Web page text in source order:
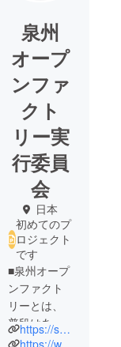
泉州
オープ
ンファ
クト
リー実
行委員
会
日本
初めてのプ
ロジェクト
です
■泉州オープ
ンファクト
リーとは、
普段はあま
り目にする
https://senshu-of.com/
https://www.instagram.com/sensyu_of/